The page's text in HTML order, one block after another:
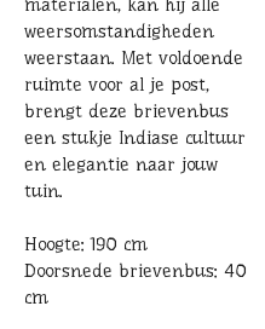
materialen, kan hij alle
weersomstandigheden
weerstaan. Met voldoende
ruimte voor al je post,
brengt deze brievenbus
een stukje Indiase cultuur
en elegantie naar jouw
tuin.
Hoogte: 190 cm
Doorsnede brievenbus: 40
cm